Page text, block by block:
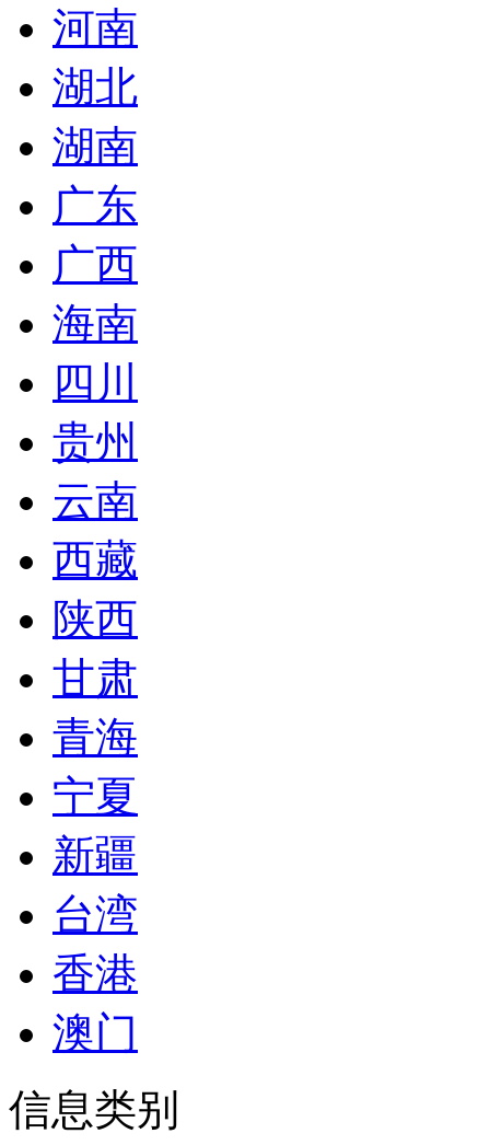
河南
湖北
湖南
广东
广西
海南
四川
贵州
云南
西藏
陕西
甘肃
青海
宁夏
新疆
台湾
香港
澳门
信息类别